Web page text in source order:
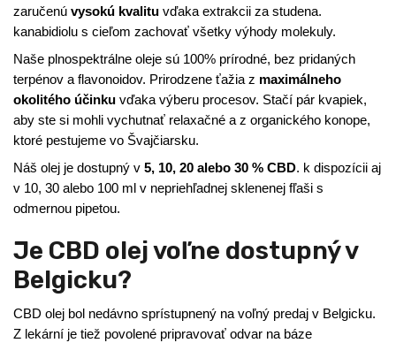
zaručenú vysokú kvalitu vďaka extrakcii za studena.
kanabidiolu s cieľom zachovať všetky výhody molekuly.
Naše plnospektrálne oleje sú 100% prírodné, bez pridaných
terpénov a flavonoidov. Prirodzene ťažia z maximálneho
okolitého účinku vďaka výberu procesov. Stačí pár kvapiek,
aby ste si mohli vychutnať relaxačné a z organického konope,
ktoré pestujeme vo Švajčiarsku.
Náš olej je dostupný v 5, 10, 20 alebo 30 % CBD. k dispozícii aj
v 10, 30 alebo 100 ml v nepriehľadnej sklenenej fľaši s
odmernou pipetou.
Je CBD olej voľne dostupný v
Belgicku?
CBD olej bol nedávno sprístupnený na voľný predaj v Belgicku.
Z lekární je tiež povolené pripravovať odvar na báze